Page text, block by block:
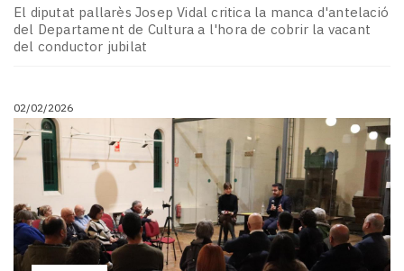
El diputat pallarès Josep Vidal critica la manca d'antelació
del Departament de Cultura a l'hora de cobrir la vacant
del conductor jubilat
02/02/2026